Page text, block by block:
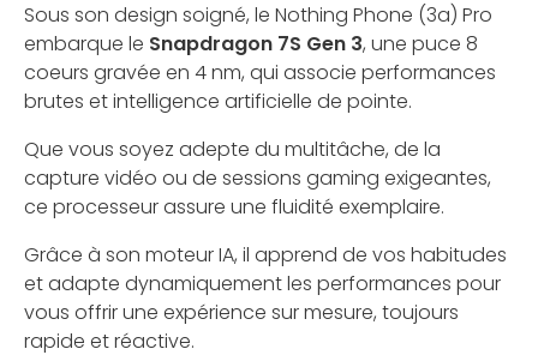
Sous son design soigné, le Nothing Phone (3a) Pro
embarque le Snapdragon 7S Gen 3, une puce 8
coeurs gravée en 4 nm, qui associe performances
brutes et intelligence artificielle de pointe.
Que vous soyez adepte du multitâche, de la
capture vidéo ou de sessions gaming exigeantes,
ce processeur assure une fluidité exemplaire.
Grâce à son moteur IA, il apprend de vos habitudes
et adapte dynamiquement les performances pour
vous offrir une expérience sur mesure, toujours
rapide et réactive.